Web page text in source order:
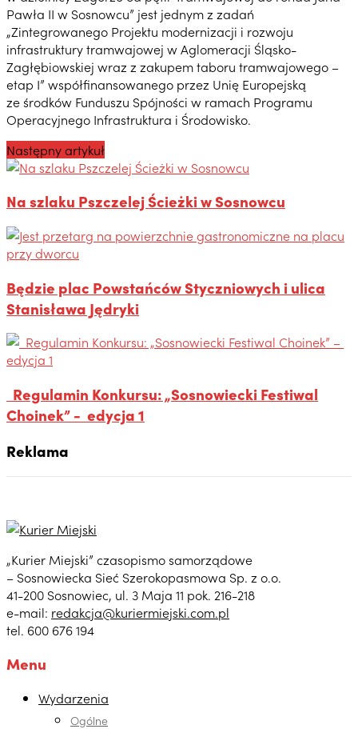
Pawła II w Sosnowcu” jest jednym z zadań
„Zintegrowanego Projektu modernizacji i rozwoju
infrastruktury tramwajowej w Aglomeracji Śląsko-
Zagłębiowskiej wraz z zakupem taboru tramwajowego –
etap I” współfinansowanego przez Unię Europejską
ze środków Funduszu Spójności w ramach Programu
Operacyjnego Infrastruktura i Środowisko.
Następny artykuł
Na szlaku Pszczelej Ścieżki w Sosnowcu
Będzie plac Powstańców Styczniowych i ulica
Stanisława Jędryki
Regulamin Konkursu: „Sosnowiecki Festiwal
Choinek” - edycja 1
Reklama
„Kurier Miejski” czasopismo samorządowe
– Sosnowiecka Sieć Szerokopasmowa Sp. z o.o.
41-200 Sosnowiec, ul. 3 Maja 11 pok. 216-218
e-mail: redakcja@kuriermiejski.com.pl
tel. 600 676 194
Menu
Wydarzenia
Ogólne